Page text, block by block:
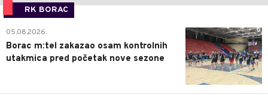
RK BORAC
0
05.08.2026.
Borac m:tel zakazao osam kontrolnih
utakmica pred početak nove sezone